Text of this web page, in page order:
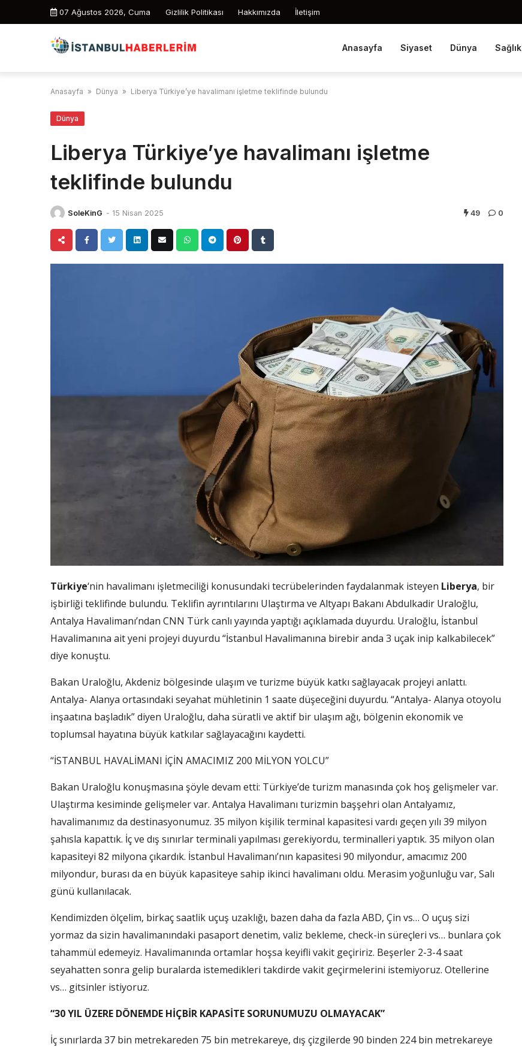
07 Ağustos 2026, Cuma Gizlilik Politikası Hakkımızda İletişim
Anasayfa Siyaset Dünya Sağlık
Anasayfa » Dünya » Liberya Türkiye’ye havalimanı işletme teklifinde bulundu
Dünya
Liberya Türkiye’ye havalimanı işletme
teklifinde bulundu
SoleKinG - 15 Nisan 2025 49 0
Türkiye‘nin havalimanı işletmeciliği konusundaki tecrübelerinden faydalanmak isteyen Liberya, bir
işbirliği teklifinde bulundu. Teklifin ayrıntılarını Ulaştırma ve Altyapı Bakanı Abdulkadir Uraloğlu,
Antalya Havalimanı’ndan CNN Türk canlı yayında yaptığı açıklamada duyurdu. Uraloğlu, İstanbul
Havalimanına ait yeni projeyi duyurdu “İstanbul Havalimanına birebir anda 3 uçak inip kalkabilecek”
diye konuştu.
Bakan Uraloğlu, Akdeniz bölgesinde ulaşım ve turizme büyük katkı sağlayacak projeyi anlattı.
Antalya- Alanya ortasındaki seyahat mühletinin 1 saate düşeceğini duyurdu. “Antalya- Alanya otoyolu
inşaatına başladık” diyen Uraloğlu, daha süratli ve aktif bir ulaşım ağı, bölgenin ekonomik ve
toplumsal hayatına büyük katkılar sağlayacağını kaydetti.
“İSTANBUL HAVALİMANI İÇİN AMACIMIZ 200 MİLYON YOLCU”
Bakan Uraloğlu konuşmasına şöyle devam etti: Türkiye’de turizm manasında çok hoş gelişmeler var.
Ulaştırma kesiminde gelişmeler var. Antalya Havalimanı turizmin başşehri olan Antalyamız,
havalimanımız da destinasyonumuz. 35 milyon kişilik terminal kapasitesi vardı geçen yılı 39 milyon
şahısla kapattık. İç ve dış sınırlar terminali yapılması gerekiyordu, terminalleri yaptık. 35 milyon olan
kapasiteyi 82 milyona çıkardık. İstanbul Havalimanı’nın kapasitesi 90 milyondur, amacımız 200
milyondur, burası da en büyük kapasiteye sahip ikinci havalimanı oldu. Merasim yoğunluğu var, Salı
günü kullanılacak.
Kendimizden ölçelim, birkaç saatlik uçuş uzaklığı, bazen daha da fazla ABD, Çin vs… O uçuş sizi
yormaz da sizin havalimanındaki pasaport denetim, valiz bekleme, check-in süreçleri vs… bunlara çok
tahammül edemeyiz. Havalimanında ortamlar hoşsa keyifli vakit geçiririz. Beşerler 2-3-4 saat
seyahatten sonra gelip buralarda istemedikleri takdirde vakit geçirmelerini istemiyoruz. Otellerine
vs… gitsinler istiyoruz.
“30 YIL ÜZERE DÖNEMDE HİÇBİR KAPASİTE SORUNUMUZU OLMAYACAK”
İç sınırlarda 37 bin metrekareden 75 bin metrekareye, dış çizgilerde 90 binden 224 bin metrekareye